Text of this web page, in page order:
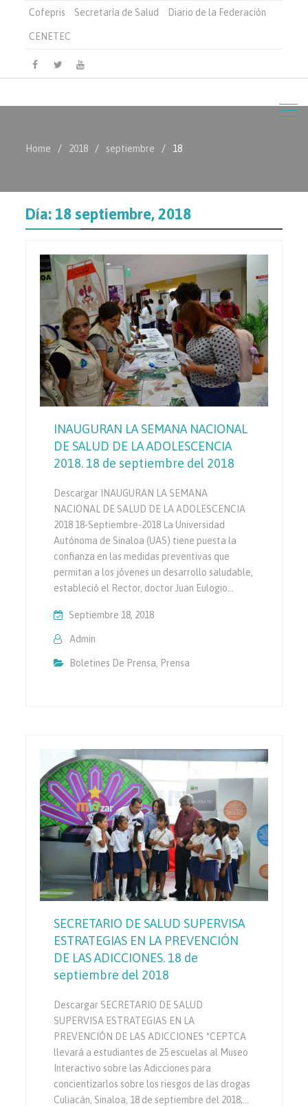
Cofepris Secretaría de Salud Diario de la Federación
CENETEC
Facebook
TwitterYoutube
Home 2018 septiembre 18
Día: 18 septiembre, 2018
INAUGURAN LA SEMANA NACIONAL
DE SALUD DE LA ADOLESCENCIA
2018. 18 de septiembre del 2018
Descargar INAUGURAN LA SEMANA
NACIONAL DE SALUD DE LA ADOLESCENCIA
2018 18-Septiembre-2018 La Universidad
Autónoma de Sinaloa (UAS) tiene puesta la
confianza en las medidas preventivas que
permitan a los jóvenes un desarrollo saludable,
estableció el Rector, doctor Juan Eulogio…
Septiembre 18, 2018
Admin
Boletines De Prensa, Prensa
SECRETARIO DE SALUD SUPERVISA
ESTRATEGIAS EN LA PREVENCIÓN
DE LAS ADICCIONES. 18 de
septiembre del 2018
Descargar SECRETARIO DE SALUD
SUPERVISA ESTRATEGIAS EN LA
PREVENCIÓN DE LAS ADICCIONES *CEPTCA
llevará a estudiantes de 25 escuelas al Museo
Interactivo sobre las Adicciones para
concientizarlos sobre los riesgos de las drogas
Culiacán, Sinaloa, 18 de septiembre del 2018;…